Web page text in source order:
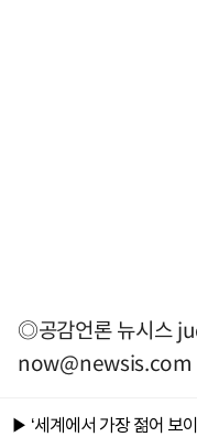
◎공감언론 뉴시스
now@newsis.com